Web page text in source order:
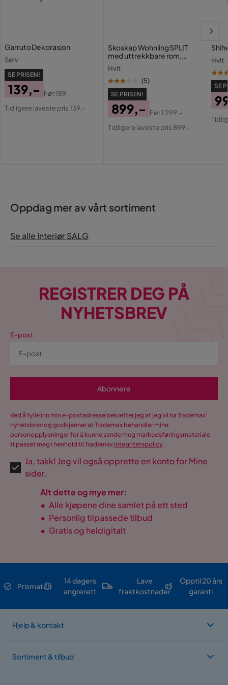
Garruto Dekorasjon
Sølv
SE PRISEN!
Pris
139,-
Original
Før189,-
Tidligere laveste pris 139,-
Skoskap Wohnling SPLIT
med uttrekkbare rom,
foliert sponplate Hvit
Hvit
(5)
SE PRISEN!
Pris
899,-
Original
Før1 299,-
Tidligere laveste pris 899,-
Hvit
SE
Oppdag mer av vårt sortiment
Se alle Interiør SALG
REGISTRER DEG PÅ
NYHETSBREV
E-post
Abonnere
Ved å fylle inn min e-postadresse bekrefter jeg at jeg vil ha Trademax’
nyhetsbrev og godkjenner at Trademax behandler mine
personopplysninger for å kunne sende meg markedsføringsmateriale
tilpasset meg i henhold til Trademax Integritetspolicy.
Ja, takk! Jeg vil også opprette en konto for Mine
sider.
Alt dette og mye mer:
• Alle kjøpene dine samlet på ett sted
• Personlig tilpassede tilbud
• Gratis og heldigitalt
Prismatch
14 dagers
angrerett
Lave
fraktkostnader
Opptil 20 års
garanti
Hjelp & kontakt
Sortiment & tilbud